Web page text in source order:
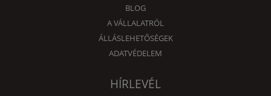
BLOG
A VÁLLALATRÓL
ÁLLÁSLEHETŐSÉGEK
ADATVÉDELEM
HÍRLEVÉL